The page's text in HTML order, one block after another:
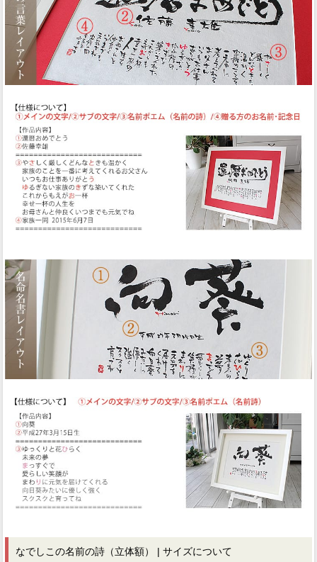
なでしこの名前の詩（立体額） | サイズについて